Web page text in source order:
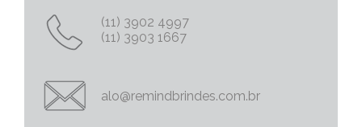
corporativo, quanto mais exclusivo e
personalizado, melhor será o “quebra do gelo”,
e abrirá mais espaço para tratativas
Chame Mais Atenção com Brinde Corporativos
Personalizados Criativos
(11) 3902 4997
(11) 3903 1667
alo@remindbrindes.com.br